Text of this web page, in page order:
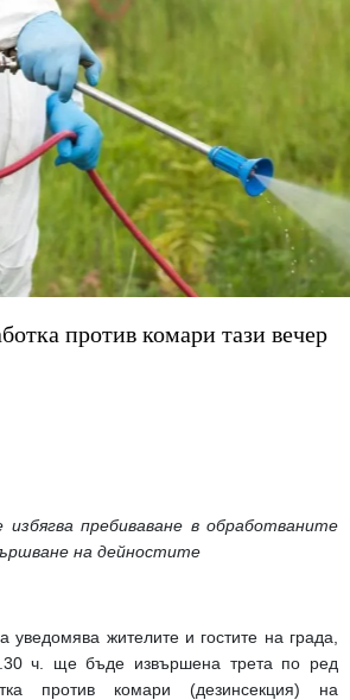
против комари тази вечер
избягва пребиваване в обработваните
на дейностите
жителите и гостите на града,
ч. ще бъде извършена трета по ред
против комари (дезинсекция) на